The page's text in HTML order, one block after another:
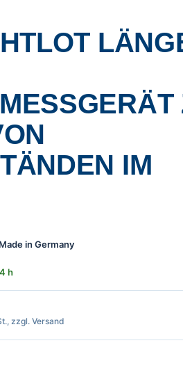
IM
in Germany
h
zzgl. Versand
200 m, Lichtlot,